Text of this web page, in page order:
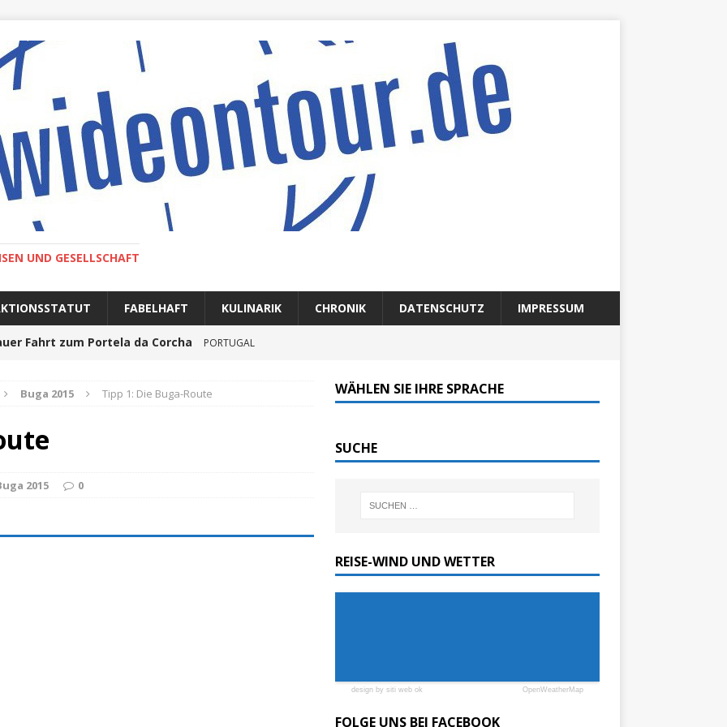
UND GESELLSCHAFT
FABELHAFT KULINARIK CHRONIK DATENSCHUTZ IMPRESSUM
Fahrt zum Portela da Corcha PORTUGAL
sofort elektrisch: Halligbahn wird modernisiert
Buga 2015 Tipp 1: Die Buga-Route
2015 0
WÄHLEN SIE IHRE SPRACHE
SUCHE
REISE-WIND UND WETTER
design by siti web ok OpenWeatherMap
FOLGE UNS BEI FACEBOOK